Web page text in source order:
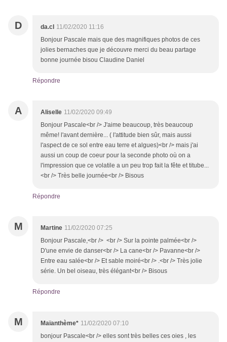
D da.cl 11/02/2020 11:16
Bonjour Pascale mais que des magnifiques photos de ces
jolies bernaches que je découvre merci du beau partage
bonne journée bisou Claudine Daniel
Répondre
A Aliselle 11/02/2020 09:49
Bonjour Pascale<br /> J'aime beaucoup, très beaucoup
même! l'avant dernière... ( l'attitude bien sûr, mais aussi
l'aspect de ce sol entre eau terre et algues)<br /> mais j'ai
aussi un coup de coeur pour la seconde photo où on a
l'impression que ce volatile a un peu trop fait la fête et titube...
<br /> Très belle journée<br /> Bisous
Répondre
M Martine 11/02/2020 07:25
Bonjour Pascale,<br /> <br /> Sur la pointe palmée<br />
D'une envie de danser<br /> La cane<br /> Pavanne<br />
Entre eau salée<br /> Et sable moiré<br /> .<br /> Très jolie
série. Un bel oiseau, très élégant<br /> Bisous
Répondre
M Maïanthème* 11/02/2020 07:10
bonjour Pascale<br /> elles sont très belles ces oies , les